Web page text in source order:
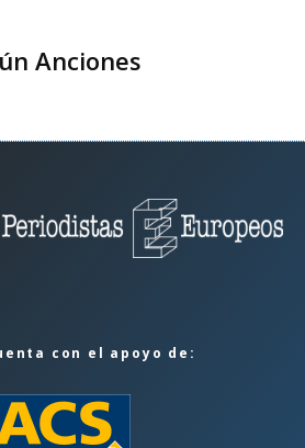
Anciones
con el apoyo de: